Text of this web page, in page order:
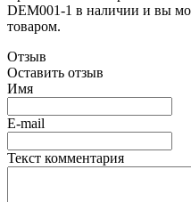
DEM001-1 в наличии и вы
товаром.
Отзыв
Оставить отзыв
Имя
E-mail
Текст комментария